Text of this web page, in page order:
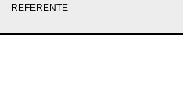
REFERENTE